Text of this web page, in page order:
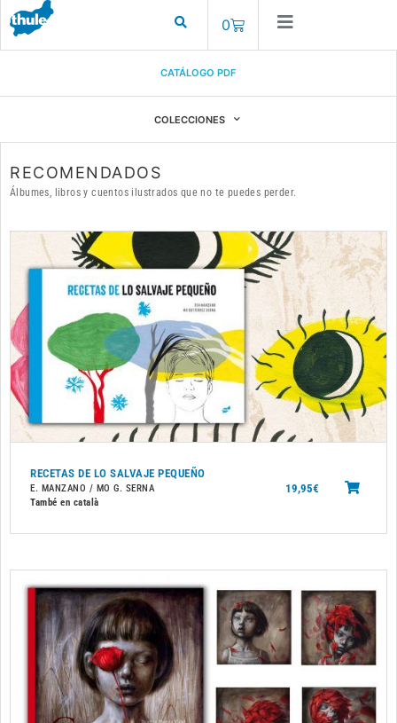
0
CATÁLOGO PDF
COLECCIONES
RECOMENDADOS
Álbumes, libros y cuentos ilustrados que no te puedes perder.
RECETAS DE LO SALVAJE PEQUEÑO
E. MANZANO / MO G. SERNA
També en català
19,95€